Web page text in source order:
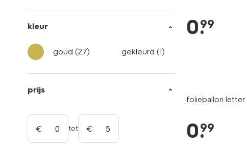
kleur
goud (27) gekleurd(1)
prijs
tot
0.
99
folieballon
0.
99